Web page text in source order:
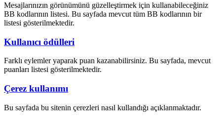
Mesajlarınızın görünümünü güzelleştirmek için kullanabileceğiniz
BB kodlarının listesi. Bu sayfada mevcut tüm BB kodlarının bir
listesi gösterilmektedir.
Kullanıcı ödülleri
Farklı eylemler yaparak puan kazanabilirsiniz. Bu sayfada, mevcut
puanları listesi gösterilmektedir.
Çerez kullanımı
Bu sayfada bu sitenin çerezleri nasıl kullandığı açıklanmaktadır.